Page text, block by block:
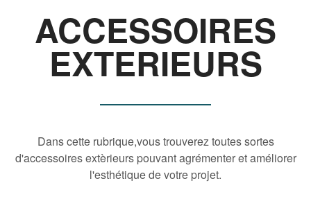
ACCESSOIRES
EXTERIEURS
Dans cette rubrique,vous trouverez toutes sortes
d'accessoires extèrieurs pouvant agrémenter et améliorer
l'esthétique de votre projet.